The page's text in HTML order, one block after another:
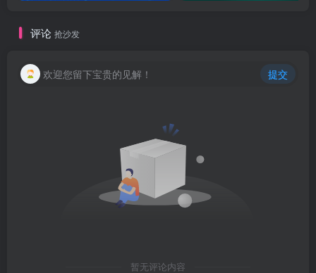
评论 抢沙发
欢迎您留下宝贵的见解！ 提交
暂无评论内容